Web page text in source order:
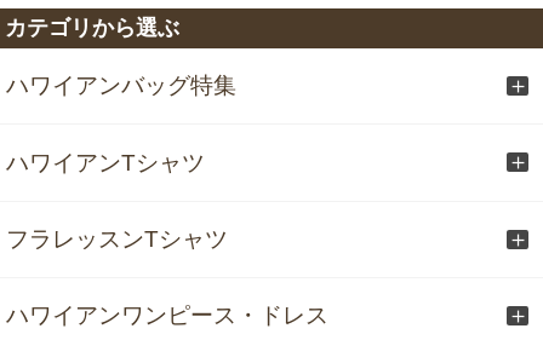
カテゴリから選ぶ
ハワイアンバッグ特集
ハワイアンTシャツ
フラレッスンTシャツ
ハワイアンワンピース・ドレス